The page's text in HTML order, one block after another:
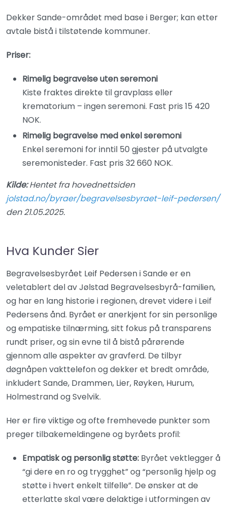
Dekker Sande-området med base i Berger; kan etter
avtale bistå i tilstøtende kommuner.
Priser:
Rimelig begravelse uten seremoni
Kiste fraktes direkte til gravplass eller
krematorium – ingen seremoni. Fast pris 15 420
NOK.
Rimelig begravelse med enkel seremoni
Enkel seremoni for inntil 50 gjester på utvalgte
seremonisteder. Fast pris 32 660 NOK.
Kilde:Hentet fra hovednettsiden
jolstad.no/byraer/begravelsesbyraet-leif-pedersen/
den 21.05.2025.
Hva Kunder Sier
Begravelsesbyrået Leif Pedersen i Sande er en
veletablert del av Jølstad Begravelsesbyrå-familien,
og har en lang historie i regionen, drevet videre i Leif
Pedersens ånd. Byrået er anerkjent for sin personlige
og empatiske tilnærming, sitt fokus på transparens
rundt priser, og sin evne til å bistå pårørende
gjennom alle aspekter av gravferd. De tilbyr
døgnåpen vakttelefon og dekker et bredt område,
inkludert Sande, Drammen, Lier, Røyken, Hurum,
Holmestrand og Svelvik.
Her er fire viktige og ofte fremhevede punkter som
preger tilbakemeldingene og byråets profil:
Empatisk og personlig støtte: Byrået vektlegger å
“gi dere en ro og trygghet” og “personlig hjelp og
støtte i hvert enkelt tilfelle”. De ønsker at de
etterlatte skal være delaktige i utformingen av